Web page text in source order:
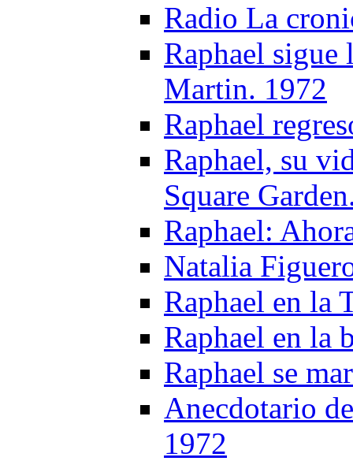
Radio La
Raphael sigue
Martin. 1972
Raphael
Raphael, su
Square
Raphael:
Natalia
Raphael en la
Raphael en la
Raphael se
Anecdotario
1972